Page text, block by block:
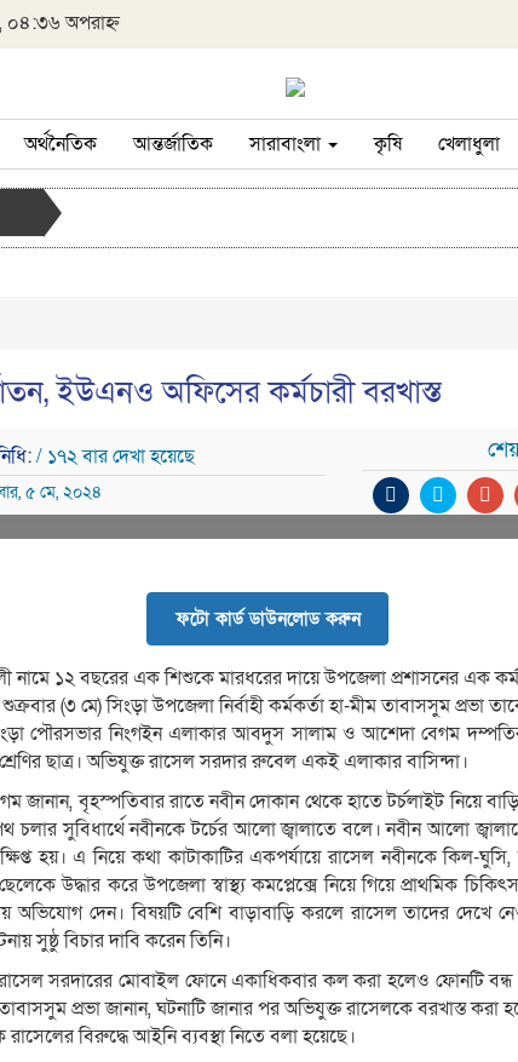
০৪:৩৬ অপরাহ্ন
অর্থনৈতিক আন্তর্জাতিক সারাবাংলা কৃষি খেলাধুলা
ইউএনও অফিসের কর্মচারী বরখাস্ত
/ ১৭২ বার দেখা হয়েছে
৫ মে, ২০২৪
ফটো কার্ড ডাউনলোড করুন
নামে ১২ বছরের এক শিশুকে মারধরের দায়ে উপজেলা প্রশাসনের এক
(৩ মে) সিংড়া উপজেলা নির্বাহী কর্মকর্তা হা-মীম তাবাসসুম প্রভা
পৌরসভার নিংগইন এলাকার আবদুস সালাম ও আশেদা বেগম
ছাত্র। অভিযুক্ত রাসেল সরদার রুবেল একই এলাকার বাসিন্দা।
জানান, বৃহস্পতিবার রাতে নবীন দোকান থেকে হাতে টর্চলাইট নিয়ে
চলার সুবিধার্থে নবীনকে টর্চের আলো জ্বালাতে বলে। নবীন আলো
হয়। এ নিয়ে কথা কাটাকাটির একপর্যায়ে রাসেল নবীনকে কিল-
উদ্ধার করে উপজেলা স্বাস্থ্য কমপ্লেক্সে নিয়ে গিয়ে প্রাথমিক
অভিযোগ দেন। বিষয়টি বেশি বাড়াবাড়ি করলে রাসেল তাদের দেখে
সুষ্ঠু বিচার দাবি করেন তিনি।
সরদারের মোবাইল ফোনে একাধিকবার কল করা হলেও ফোনটি বন্ধ
প্রভা জানান, ঘটনাটি জানার পর অভিযুক্ত রাসেলকে বরখাস্ত করা
বিরুদ্ধে আইনি ব্যবস্থা নিতে বলা হয়েছে।